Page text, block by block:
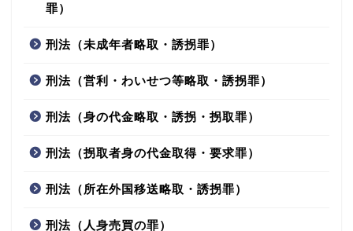
罪）
刑法（未成年者略取・誘拐罪）
刑法（営利・わいせつ等略取・誘拐罪）
刑法（身の代金略取・誘拐・拐取罪）
刑法（拐取者身の代金取得・要求罪）
刑法（所在外国移送略取・誘拐罪）
刑法（人身売買の罪）